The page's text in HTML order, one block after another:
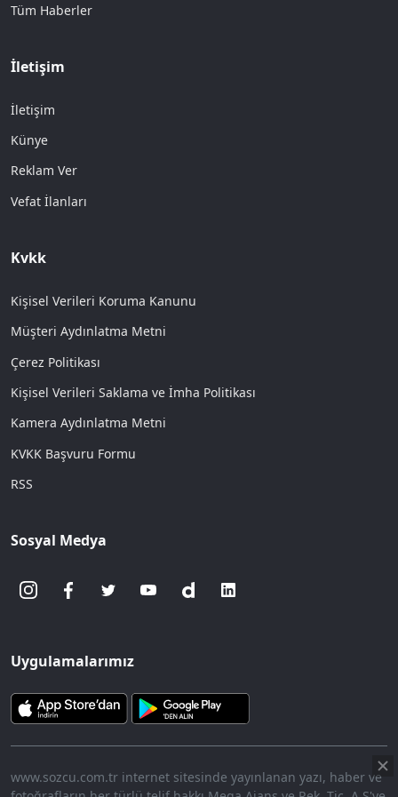
Tüm Haberler
İletişim
İletişim
Künye
Reklam Ver
Vefat İlanları
Kvkk
Kişisel Verileri Koruma Kanunu
Müşteri Aydınlatma Metni
Çerez Politikası
Kişisel Verileri Saklama ve İmha Politikası
Kamera Aydınlatma Metni
KVKK Başvuru Formu
RSS
Sosyal Medya
Uygulamalarımız
www.sozcu.com.tr internet sitesinde yayınlanan yazı, haber ve